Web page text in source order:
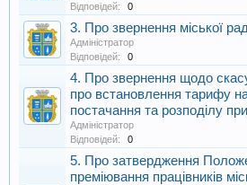
Відповідей:
0
3. Про звернення міської
Адміністратор
Відповідей:
0
4. Про звернення щодо
про встановлення тарифу
постачання та розподілу
Адміністратор
Відповідей:
0
5. Про затвердження
преміювання працівників